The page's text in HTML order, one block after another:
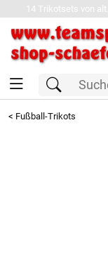
14 Trikotsets von
< Fußball-Trikots